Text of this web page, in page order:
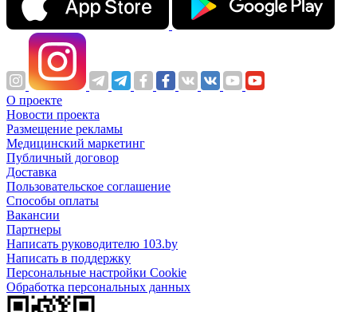
О проекте
Новости проекта
Размещение рекламы
Медицинский маркетинг
Публичный договор
Доставка
Пользовательское соглашение
Способы оплаты
Вакансии
Партнеры
Написать руководителю 103.by
Написать в поддержку
Персональные настройки Cookie
Обработка персональных данных